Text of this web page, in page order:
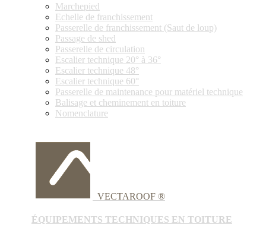
Marchepied
Echelle de franchissement
Passerelle de franchissement (Saut de loup)
Passage de shed
Passerelle de circulation
Escalier technique 20° à 36°
Escalier technique 48°
Escalier technique 60°
Passerelle de maintenance pour matériel technique
Balisage et cheminement en toiture
Nomenclature
VECTAROOF ®
ÉQUIPEMENTS TECHNIQUES EN TOITURE